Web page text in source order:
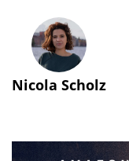
Nicola Scholz